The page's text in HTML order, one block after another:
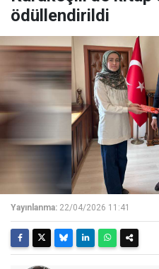
ödüllendirildi
Yayınlanma: 22/04/2026 11:41